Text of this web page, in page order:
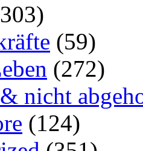
(59)
(272)
nicht
(124)